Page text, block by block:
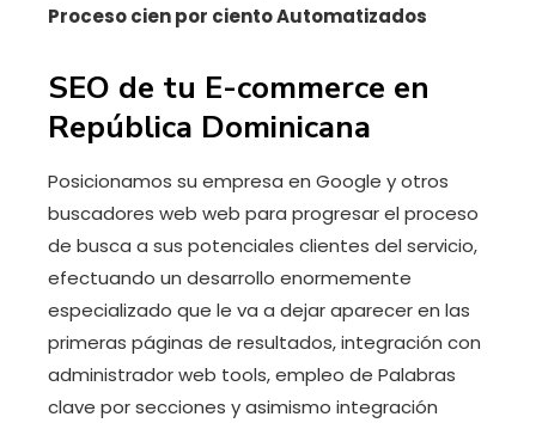
Proceso cien por ciento Automatizados
SEO de tu E-commerce en
República Dominicana
Posicionamos su empresa en Google y otros
buscadores web web para progresar el proceso
de busca a sus potenciales clientes del servicio,
efectuando un desarrollo enormemente
especializado que le va a dejar aparecer en las
primeras páginas de resultados, integración con
administrador web tools, empleo de Palabras
clave por secciones y asimismo integración